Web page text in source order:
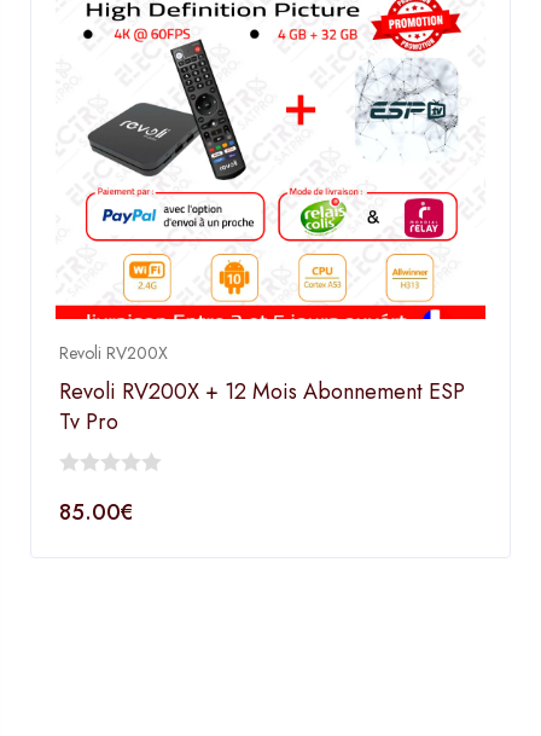
Revoli RV200X
Revoli RV200X + 12 Mois Abonnement ESP
Tv Pro
out
85.00€